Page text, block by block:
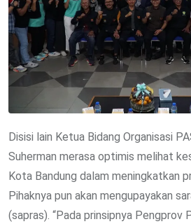
Disisi lain Ketua Bidang Organisasi
Suherman merasa optimis melihat
Kota Bandung dalam meningkatkan
Pihaknya pun akan mengupayakan
(sapras). “Pada prinsipnya Pengprov